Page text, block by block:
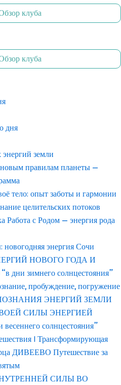
клуба
клуба
дня
земли
правилам планеты —
тело: опыт заботы и гармонии
целительских потоков
Работа с Родом — энергия рода
новогодняя энергия Сочи
НОВОГО ГОДА И
зимнего солнцестояния”
пробуждение, погружение
ЭНЕРГИЙ ЗЕМЛИ
СИЛЫ ЭНЕРГИЕЙ
солнцестояния”
| Трансформирующая
ДИВЕЕВО Путешествие за
СИЛЫ ВО